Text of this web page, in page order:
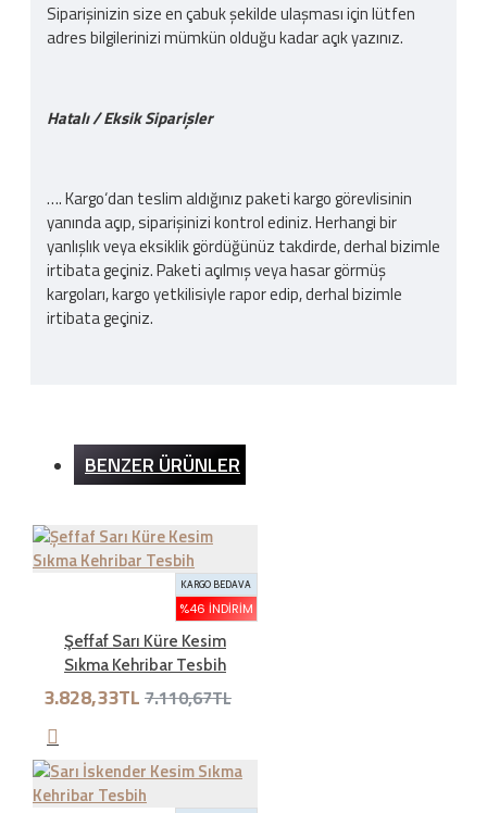
Siparişinizin size en çabuk şekilde ulaşması için lütfen
adres bilgilerinizi mümkün olduğu kadar açık yazınız.
Hatalı / Eksik Siparişler
…. Kargo‘dan teslim aldığınız paketi kargo görevlisinin
yanında açıp, siparişinizi kontrol ediniz. Herhangi bir
yanlışlık veya eksiklik gördüğünüz takdirde, derhal bizimle
irtibata geçiniz. Paketi açılmış veya hasar görmüş
kargoları, kargo yetkilisiyle rapor edip, derhal bizimle
irtibata geçiniz.
İnternet sitemizden yapılan bütün alışverişlerde 200TL
dışında hiçbir ücret ödemezsiniz.
İade süresi kaç gün?
Genel olarak satın aldığınız ürünleri tahrip etmeden,
kullanmadan ve ürünün tekrar satılabilinirliğini
BENZER ÜRÜNLER
KARGO BEDAVA
%46 İNDIRIM
Şeffaf Sarı Küre Kesim
Sıkma Kehribar Tesbih
3.828,33TL 7.110,67TL